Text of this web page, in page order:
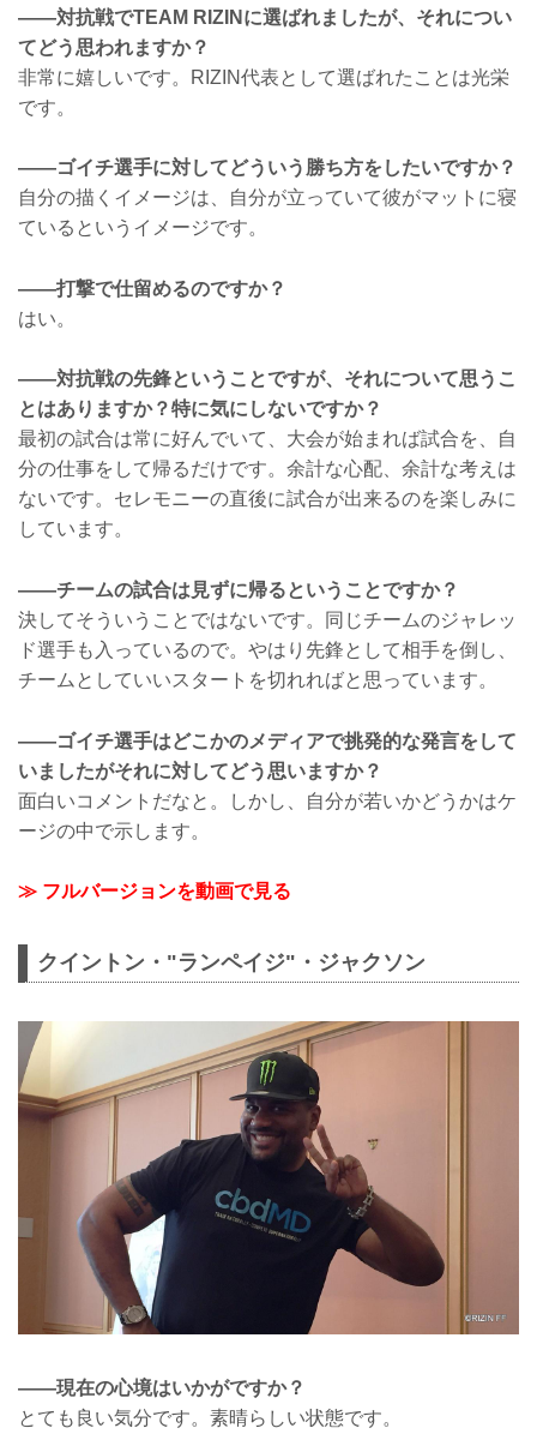
——対抗戦でTEAM RIZINに選ばれましたが、それについ
てどう思われますか？
非常に嬉しいです。RIZIN代表として選ばれたことは光栄
です。
——ゴイチ選手に対してどういう勝ち方をしたいですか？
自分の描くイメージは、自分が立っていて彼がマットに寝
ているというイメージです。
——打撃で仕留めるのですか？
はい。
——対抗戦の先鋒ということですが、それについて思うこ
とはありますか？特に気にしないですか？
最初の試合は常に好んでいて、大会が始まれば試合を、自
分の仕事をして帰るだけです。余計な心配、余計な考えは
ないです。セレモニーの直後に試合が出来るのを楽しみに
しています。
——チームの試合は見ずに帰るということですか？
決してそういうことではないです。同じチームのジャレッ
ド選手も入っているので。やはり先鋒として相手を倒し、
チームとしていいスタートを切れればと思っています。
——ゴイチ選手はどこかのメディアで挑発的な発言をして
いましたがそれに対してどう思いますか？
面白いコメントだなと。しかし、自分が若いかどうかはケ
ージの中で示します。
≫ フルバージョンを動画で見る
クイントン・"ランペイジ"・ジャクソン
——現在の心境はいかがですか？
とても良い気分です。素晴らしい状態です。